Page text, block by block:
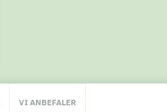
VI ANBEFALER